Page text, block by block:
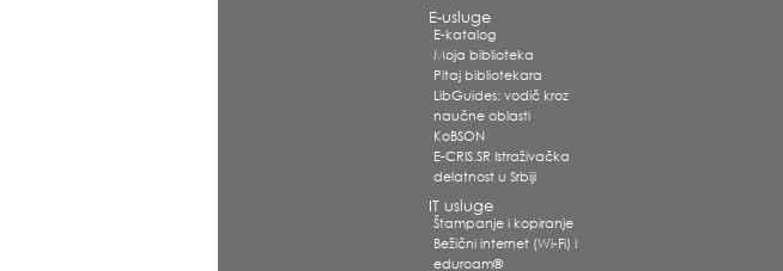
E-usluge
E-katalog
Moja biblioteka
Pitaj bibliotekara
LibGuides: vodič kroz
naučne oblasti
KoBSON
E-CRIS.SR Istraživačka
delatnost u Srbiji
IT usluge
Štampanje i kopiranje
Bežični internet (Wi-Fi) i
eduroam®